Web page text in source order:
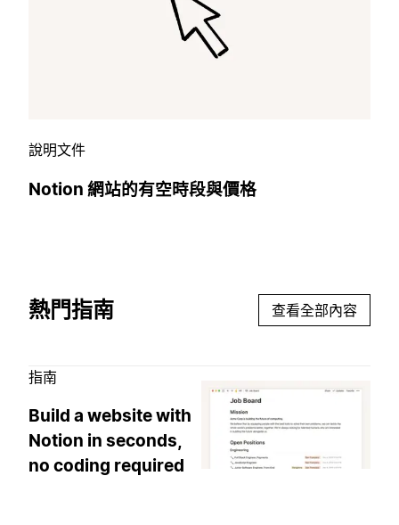
說明文件
Notion 網站的有空時段與價格
熱門指南 查看全部內容
指南
Build a website with
Notion in seconds,
no coding required